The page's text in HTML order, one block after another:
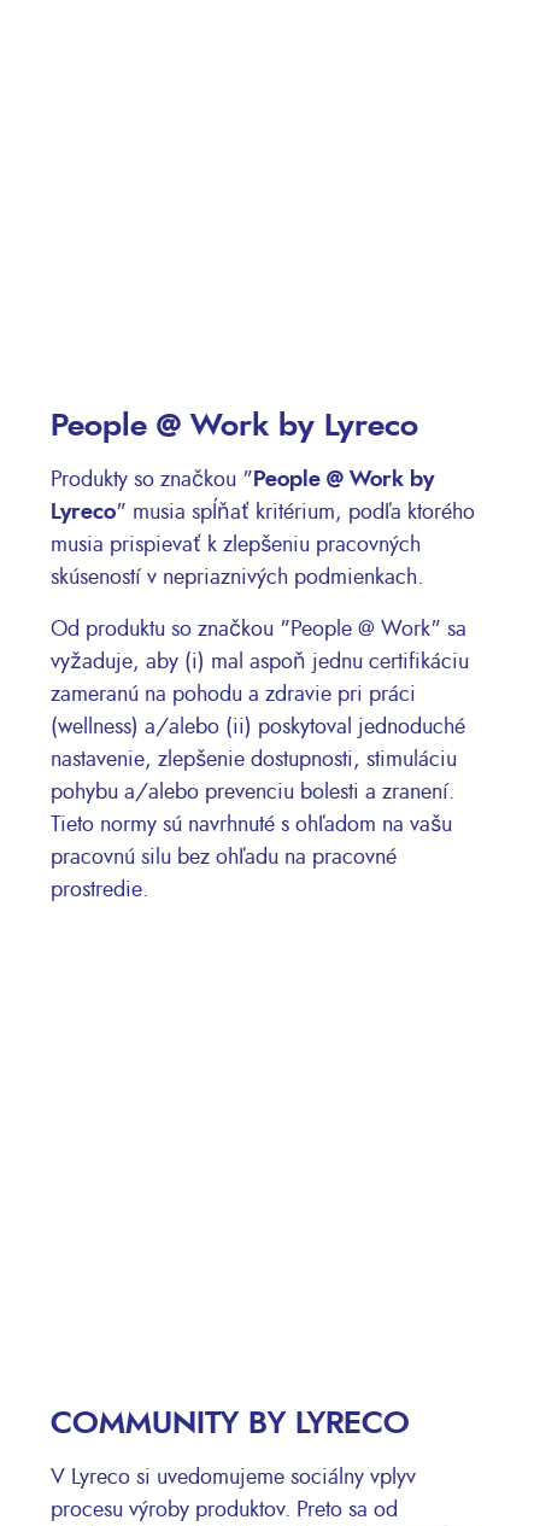
People @ Work by Lyreco
Produkty so značkou " People @ Work by
Lyreco" musia spĺňať kritérium, podľa ktorého
musia prispievať k zlepšeniu pracovných
skúseností v nepriaznivých podmienkach.
Od produktu so značkou "People @ Work" sa
vyžaduje, aby (i) mal aspoň jednu certifikáciu
zameranú na pohodu a zdravie pri práci
(wellness) a/alebo (ii) poskytoval jednoduché
nastavenie, zlepšenie dostupnosti, stimuláciu
pohybu a/alebo prevenciu bolesti a zranení.
Tieto normy sú navrhnuté s ohľadom na vašu
pracovnú silu bez ohľadu na pracovné
prostredie.
COMMUNITY BY LYRECO
V Lyreco si uvedomujeme sociálny vplyv
procesu výroby produktov. Preto sa od